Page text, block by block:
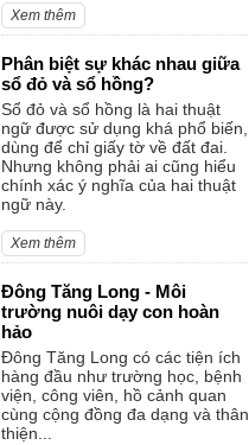
Xem thêm
Phân biệt sự khác nhau giữa
sổ đỏ và sổ hồng?
Sổ đỏ và sổ hồng là hai thuật
ngữ được sử dụng khá phổ biến,
dùng để chỉ giấy tờ về đất đai.
Nhưng không phải ai cũng hiểu
chính xác ý nghĩa của hai thuật
ngữ này.
Xem thêm
Đông Tăng Long - Môi
trường nuôi dạy con hoàn
hảo
Đông Tăng Long có các tiện ích
hàng đầu như trường học, bệnh
viện, công viên, hồ cảnh quan
cùng cộng đồng đa dạng và thân
thiện...